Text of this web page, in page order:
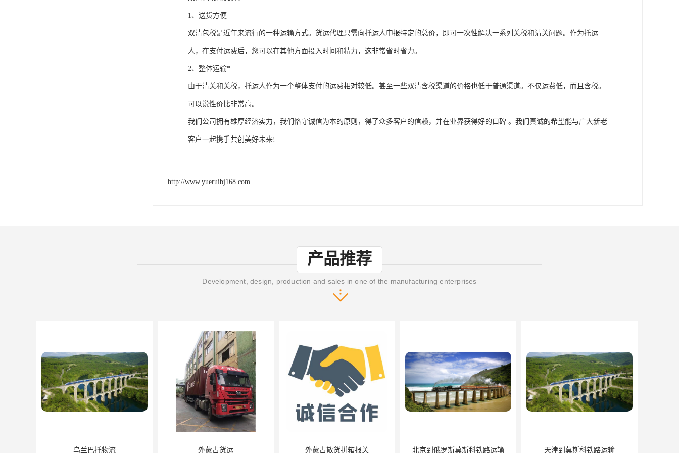
1、送货方便
双清包税是近年来流行的一种运输方式。货运代理只需向托运人申报特定的总价，即可一次性解决一系列关税和清关问题。作为托运
人，在支付运费后，您可以在其他方面投入时间和精力，这非常省时省力。
2、整体运输*
由于清关和关税，托运人作为一个整体支付的运费相对较低。甚至一些双清含税渠道的价格也低于普通渠道。不仅运费低，而且含税。
可以说性价比非常高。
我们公司拥有雄厚经济实力，我们恪守诚信为本的原则，得了众多客户的信赖，并在业界获得好的口碑 。我们真诚的希望能与广大新老
客户一起携手共创美好未来!
http://www.yueruibj168.com
产品推荐
Development, design, production and sales in one of the manufacturing enterprises
外蒙古货运 外蒙古散货拼箱报关 北京到俄罗斯莫斯科铁路运输 天津到莫斯科铁路运输 北京到外蒙古铁路运输